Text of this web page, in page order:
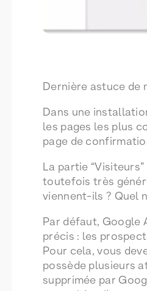
Dernière astuce de
Dans une
les pages les plus
page de
La partie
toutefois très
viennent-ils ? Quel
Par défaut, Google
précis : les
Pour cela, vous
possède plusieurs
supprimée par